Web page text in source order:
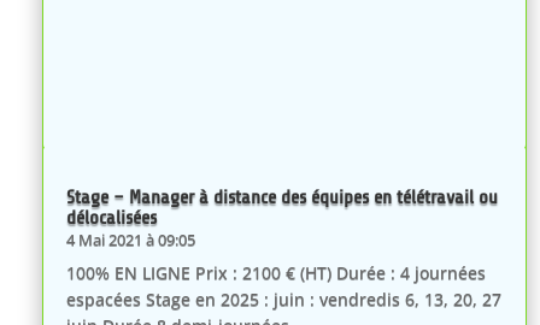
Stage – Manager à distance des équipes en télétravail ou
délocalisées
4 Mai 2021 à 09:05
100% EN LIGNE Prix : 2100 € (HT) Durée : 4 journées
espacées Stage en 2025 : juin : vendredis 6, 13, 20, 27